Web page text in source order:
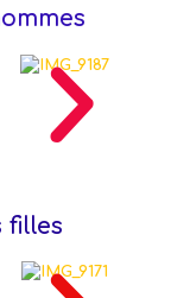
filles